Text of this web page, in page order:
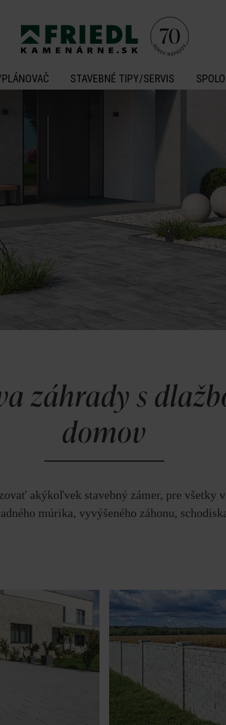
STAVEBNÉ TIPY/SERVIS
záhrady s
domov
akýkoľvek stavebný zámer, pre všetky
múrika, vyvýšeného záhonu,